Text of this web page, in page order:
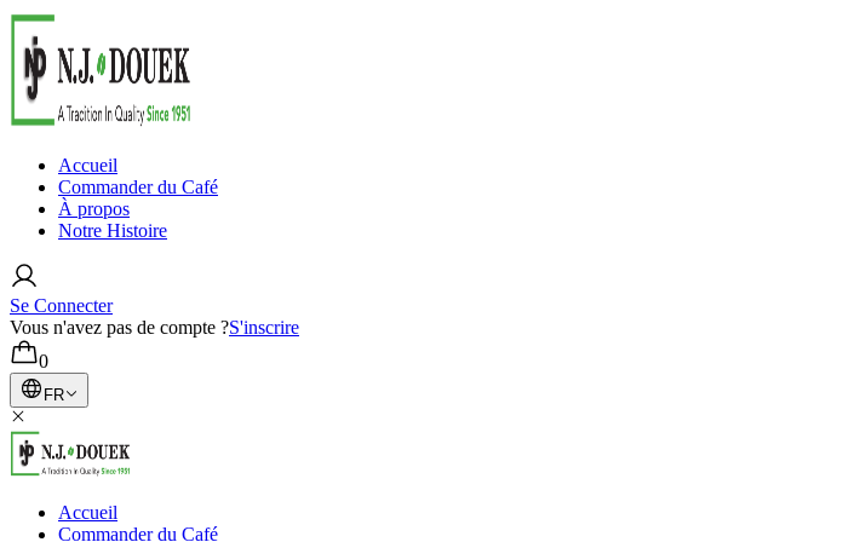
Accueil
Commander du Café
À propos
Notre Histoire
Se Connecter
Vous n'avez pas de compte ?S'inscrire
0
FR
Accueil
Commander du Café